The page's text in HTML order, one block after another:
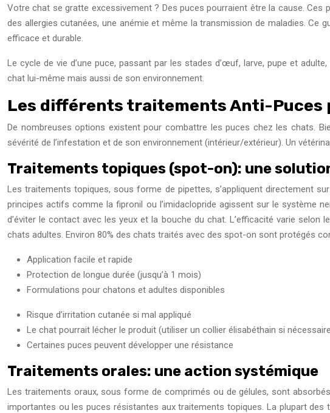
Votre chat se gratte excessivement ? Des puces pourraient être la cause.
des allergies cutanées, une anémie et même la transmission de maladies.
efficace et durable.
Le cycle de vie d’une puce, passant par les stades d’œuf, larve, pupe et
chat lui-même mais aussi de son environnement.
Les différents traitements Anti-Puces
De nombreuses options existent pour combattre les puces chez les chats.
sévérité de l’infestation et de son environnement (intérieur/extérieur). Un
Traitements topiques (spot-on): une
Les traitements topiques, sous forme de pipettes, s’appliquent directement
principes actifs comme la fipronil ou l’imidaclopride agissent sur le système
d’éviter le contact avec les yeux et la bouche du chat. L’efficacité varie
chats adultes. Environ 80% des chats traités avec des spot-on sont protégés
Application facile et rapide
Protection de longue durée (jusqu’à 1 mois)
Formulations pour chatons et adultes disponibles
Risque d’irritation cutanée si mal appliqué
Le chat pourrait lécher le produit (utiliser un collier élisabéthain si
Certaines puces peuvent développer une résistance
Traitements orales: une action systémique
Les traitements oraux, sous forme de comprimés ou de gélules, sont
importantes ou les puces résistantes aux traitements topiques. La plupart